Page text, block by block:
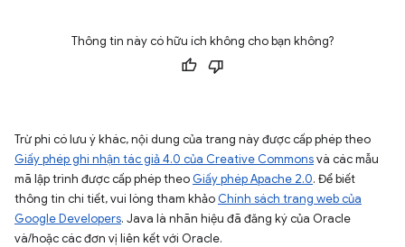
Thông tin này có hữu ích không cho bạn không?
Trừ phi có lưu ý khác, nội dung của trang này được cấp phép theo
Giấy phép ghi nhận tác giả 4.0 của Creative Commonsvà các mẫu
mã lập trình được cấp phép theo Giấy phép Apache 2.0. Để biết
thông tin chi tiết, vui lòng tham khảo Chính sách trang web của
Google Developers. Java là nhãn hiệu đã đăng ký của Oracle
và/hoặc các đơn vị liên kết với Oracle.